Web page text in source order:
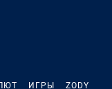
ИГРЫ ZODY